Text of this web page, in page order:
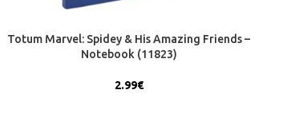
Totum Marvel: Spidey & His Amazing Friends –
Notebook (11823)
2.99€